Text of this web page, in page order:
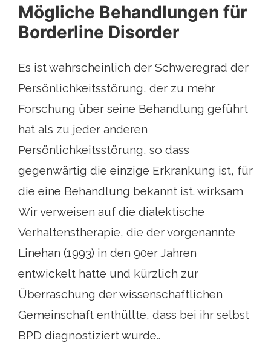
Mögliche Behandlungen für
Borderline Disorder
Es ist wahrscheinlich der Schweregrad der
Persönlichkeitsstörung, der zu mehr
Forschung über seine Behandlung geführt
hat als zu jeder anderen
Persönlichkeitsstörung, so dass
gegenwärtig die einzige Erkrankung ist, für
die eine Behandlung bekannt ist. wirksam
Wir verweisen auf die dialektische
Verhaltenstherapie, die der vorgenannte
Linehan (1993) in den 90er Jahren
entwickelt hatte und kürzlich zur
Überraschung der wissenschaftlichen
Gemeinschaft enthüllte, dass bei ihr selbst
BPD diagnostiziert wurde..